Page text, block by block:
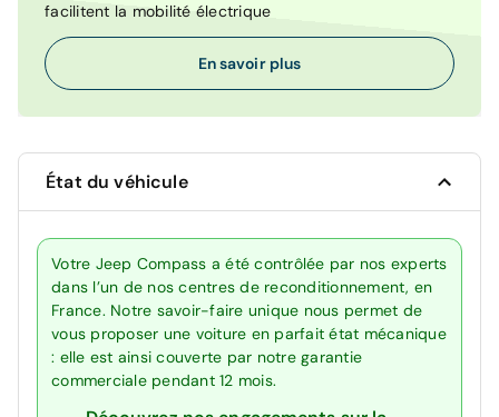
facilitent la mobilité électrique
En savoir plus
État du véhicule
Votre Jeep Compass a été contrôlée par nos experts
dans l’un de nos centres de reconditionnement, en
France. Notre savoir-faire unique nous permet de
vous proposer une voiture en parfait état mécanique
: elle est ainsi couverte par notre garantie
commerciale pendant 12 mois.